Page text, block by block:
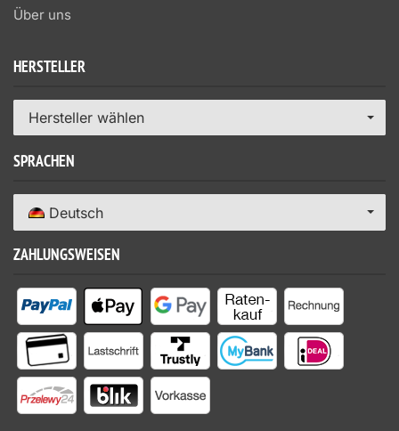
Über uns
HERSTELLER
Hersteller wählen
SPRACHEN
Deutsch
ZAHLUNGSWEISEN